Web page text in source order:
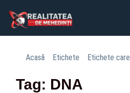
Acasă Etichete Etichete
Tag: DNA